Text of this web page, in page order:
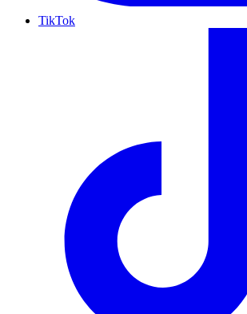
TikTok